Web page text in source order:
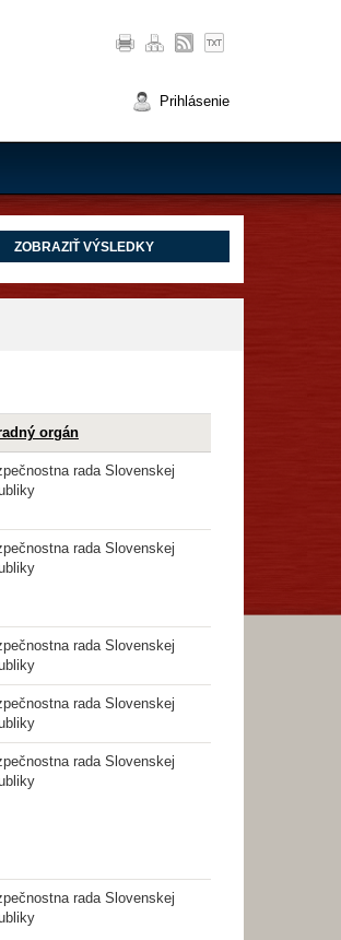
Prihlásenie
orgán
rada Slovenskej
rada Slovenskej
rada Slovenskej
rada Slovenskej
rada Slovenskej
rada Slovenskej